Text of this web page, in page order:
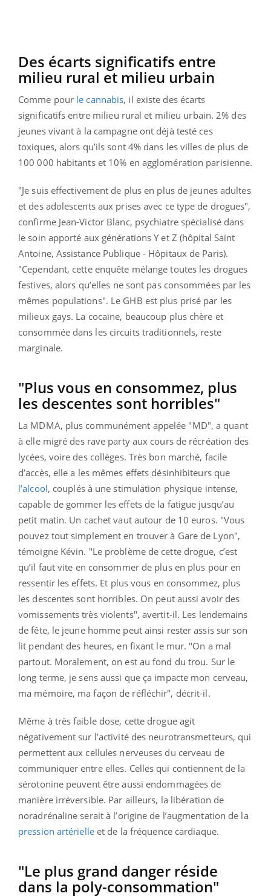
Des écarts significatifs entre
milieu rural et milieu urbain
Comme pour le cannabis, il existe des écarts
significatifs entre milieu rural et milieu urbain. 2% des
jeunes vivant à la campagne ont déjà testé ces
toxiques, alors qu’ils sont 4% dans les villes de plus de
100 000 habitants et 10% en agglomération parisienne.
"Je suis effectivement de plus en plus de jeunes adultes
et des adolescents aux prises avec ce type de drogues",
confirme Jean-Victor Blanc, psychiatre spécialisé dans
le soin apporté aux générations Y et Z (hôpital Saint
Antoine, Assistance Publique - Hôpitaux de Paris).
"Cependant, cette enquête mélange toutes les drogues
festives, alors qu’elles ne sont pas consommées par les
mêmes populations". Le GHB est plus prisé par les
milieux gays. La cocaïne, beaucoup plus chère et
consommée dans les circuits traditionnels, reste
marginale.
"Plus vous en consommez, plus
les descentes sont horribles"
La MDMA, plus communément appelée "MD", a quant
à elle migré des rave party aux cours de récréation des
lycées, voire des collèges. Très bon marché, facile
d’accès, elle a les mêmes effets désinhibiteurs que
l’alcool, couplés à une stimulation physique intense,
capable de gommer les effets de la fatigue jusqu’au
petit matin. Un cachet vaut autour de 10 euros. "Vous
pouvez tout simplement en trouver à Gare de Lyon",
témoigne Kévin. "Le problème de cette drogue, c’est
qu’il faut vite en consommer de plus en plus pour en
ressentir les effets. Et plus vous en consommez, plus
les descentes sont horribles. On peut aussi avoir des
vomissements très violents", avertit-il. Les lendemains
de fête, le jeune homme peut ainsi rester assis sur son
lit pendant des heures, en fixant le mur. "On a mal
partout. Moralement, on est au fond du trou. Sur le
long terme, je sens aussi que ça impacte mon cerveau,
ma mémoire, ma façon de réfléchir", décrit-il.
Même à très faible dose, cette drogue agit
négativement sur l’activité des neurotransmetteurs, qui
permettent aux cellules nerveuses du cerveau de
communiquer entre elles. Celles qui contiennent de la
sérotonine peuvent être aussi endommagées de
manière irréversible. Par ailleurs, la libération de
noradrénaline serait à l’origine de l’augmentation de la
pression artérielleet de la fréquence cardiaque.
"Le plus grand danger réside
dans la poly-consommation"